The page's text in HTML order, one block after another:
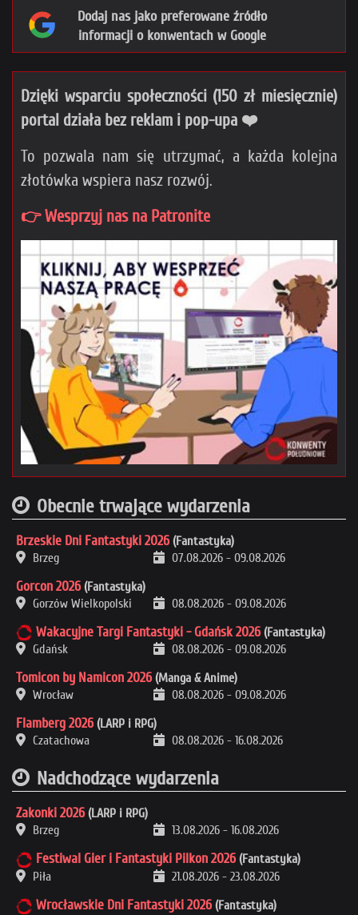
Dodaj nas jako preferowane źródło
informacji o konwentach w Google
Dzięki wsparciu społeczności (150 zł miesięcznie)
portal działa bez reklam i pop-upa ❤️
To pozwala nam się utrzymać, a każda kolejna
złotówka wspiera nasz rozwój.
👉 Wesprzyj nas na Patronite
Obecnie trwające wydarzenia
Brzeskie Dni Fantastyki 2026 (Fantastyka)
Brzeg
07.08.2026 - 09.08.2026
Gorcon 2026 (Fantastyka)
Gorzów Wielkopolski
08.08.2026 - 09.08.2026
Wakacyjne Targi Fantastyki - Gdańsk 2026 (Fantastyka)
Gdańsk
08.08.2026 - 09.08.2026
Tomicon by Namicon 2026 (Manga & Anime)
Wrocław
08.08.2026 - 09.08.2026
Flamberg 2026 (LARP i RPG)
Czatachowa
08.08.2026 - 16.08.2026
Nadchodzące wydarzenia
Zakonki 2026 (LARP i RPG)
Brzeg
13.08.2026 - 16.08.2026
Festiwal Gier i Fantastyki Pilkon 2026 (Fantastyka)
Piła
21.08.2026 - 23.08.2026
Wrocławskie Dni Fantastyki 2026 (Fantastyka)